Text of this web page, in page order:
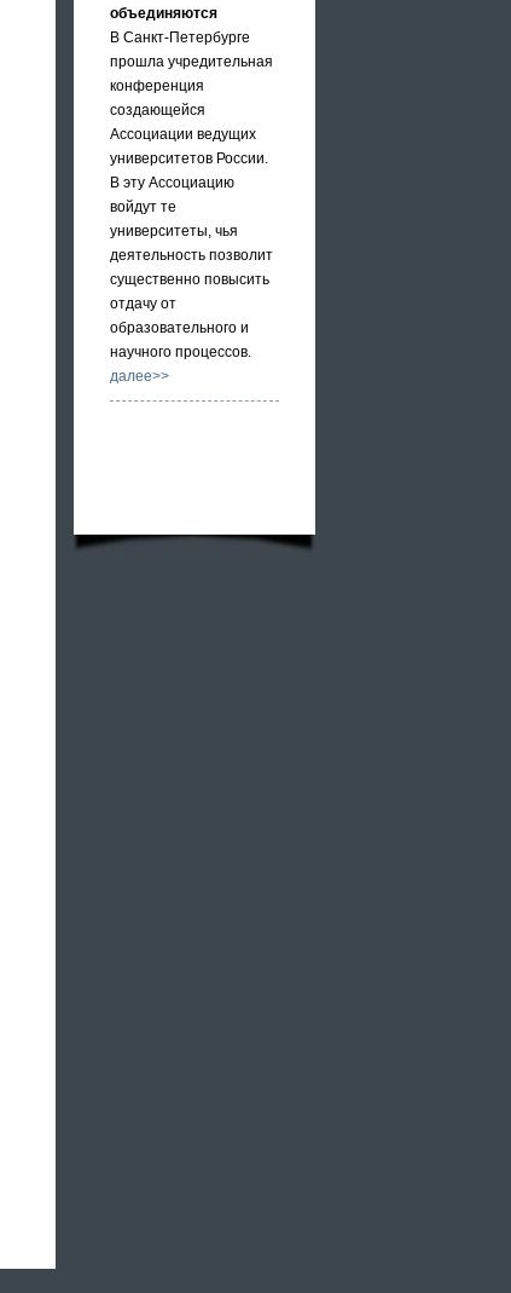
объединяются
В Санкт-Петербурге
прошла учредительная
конференция
создающейся
Ассоциации ведущих
университетов России.
В эту Ассоциацию
войдут те
университеты, чья
деятельность позволит
существенно повысить
отдачу от
образовательного и
научного процессов.
далее>>